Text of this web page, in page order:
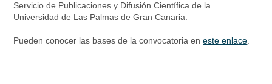
Servicio de Publicaciones y Difusión Científica de la
Universidad de Las Palmas de Gran Canaria.
Pueden conocer las bases de la convocatoria eneste enlace.